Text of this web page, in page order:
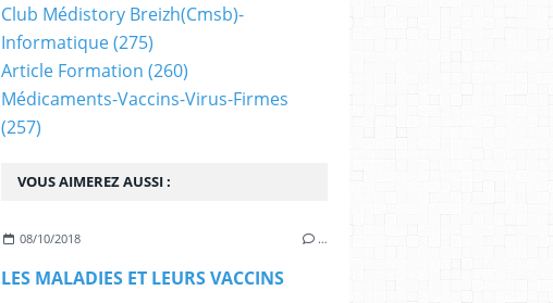
VOUS AIMEREZ AUSSI :
08/10/2018 …
LES MALADIES ET LEURS VACCINS
Club Médistory Breizh(cmsb)-
Informatique(275)
Article Formation (260)
Médicaments-Vaccins-Virus-Firmes
(257)